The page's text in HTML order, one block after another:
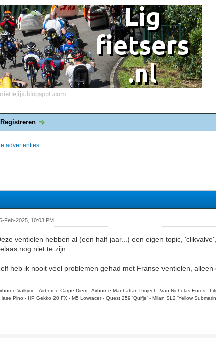
Registreren
advertenties
Feb-2025, 10:03 PM
ventielen hebben al (een half jaar...) een eigen topic,
nog niet te zijn.
heb ik nooit veel problemen gehad met Franse ventielen,
Valkyrie - Airborne Carpe Diem - Airborne Manhattan Project - Van Nicholas Euros -
Pino - HP Gekko 20 FX - M5 Lowracer - Quest 259 'Quifje' - Milan SL2 'Yellow